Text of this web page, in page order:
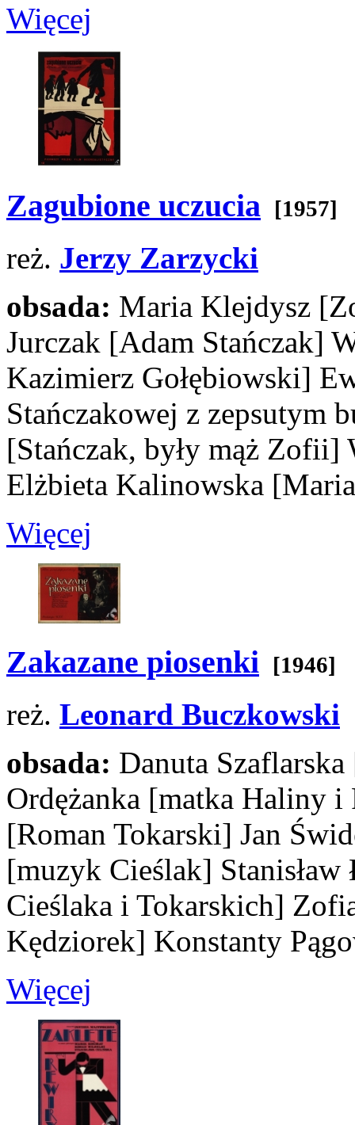
Więcej
Zagubione uczucia [1957]
reż. Jerzy Zarzycki
obsada: Maria Klejdysz
Jurczak [Adam Stańczak]
Kazimierz Gołębiowski]
Stańczakowej z zepsutym
[Stańczak, były mąż Zofii]
Elżbieta Kalinowska
Więcej
Zakazane piosenki [1946]
reż. Leonard Buczkowski
obsada: Danuta Szaflarska
Ordężanka [matka Haliny i
[Roman Tokarski] Jan
[muzyk Cieślak]
Cieślaka i Tokarskich]
Kędziorek] Konstanty
Więcej